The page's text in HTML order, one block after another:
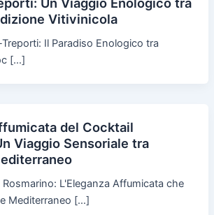
Vitivinicola
Il Paradiso Enologico tra
[…]
del Cocktail
Viaggio Sensoriale tra
L'Eleganza Affumicata che
Mediterraneo […]